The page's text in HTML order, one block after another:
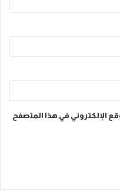
الإلكتروني في هذا المتصفح